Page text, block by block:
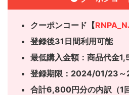
クーポンコード【
登録後31日間利用可能
最低購入金額：商品代金
登録期限：2024/01/23
合計6,800円分の内訳（1